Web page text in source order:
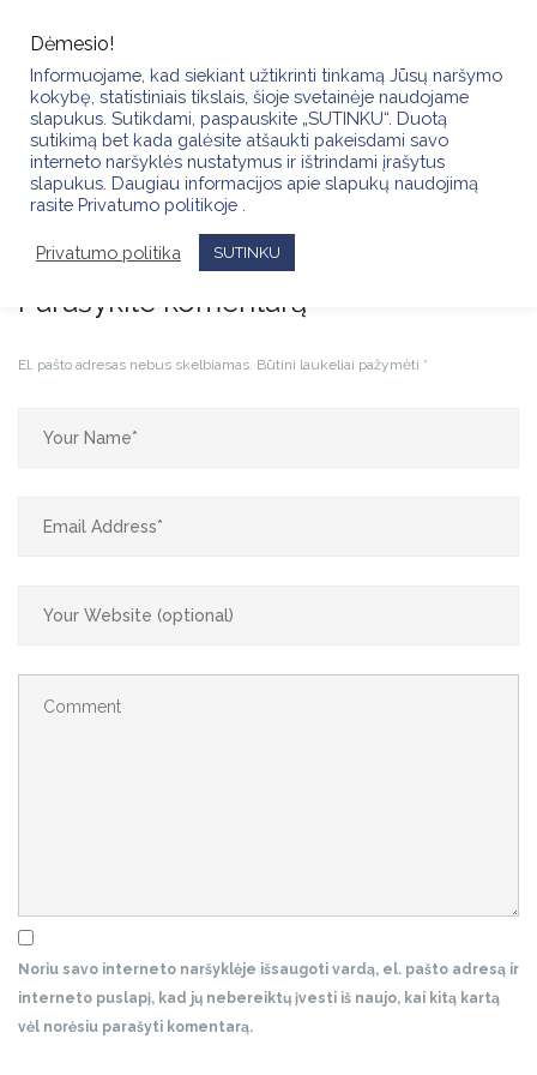
content
IMG_2647
Parašykite komentarą
El. pašto adresas nebus skelbiamas. Būtini laukeliai pažymėti *
Noriu savo interneto naršyklėje išsaugoti vardą, el. pašto adresą ir
interneto puslapį, kad jų nebereiktų įvesti iš naujo, kai kitą kartą
vėl norėsiu parašyti komentarą.
Dėmesio!
Informuojame, kad siekiant užtikrinti tinkamą Jūsų naršymo
kokybę, statistiniais tikslais, šioje svetainėje naudojame
slapukus. Sutikdami, paspauskite „SUTINKU“. Duotą
sutikimą bet kada galėsite atšaukti pakeisdami savo
interneto naršyklės nustatymus ir ištrindami įrašytus
slapukus. Daugiau informacijos apie slapukų naudojimą
rasite Privatumo politikoje .
Privatumo politika SUTINKU